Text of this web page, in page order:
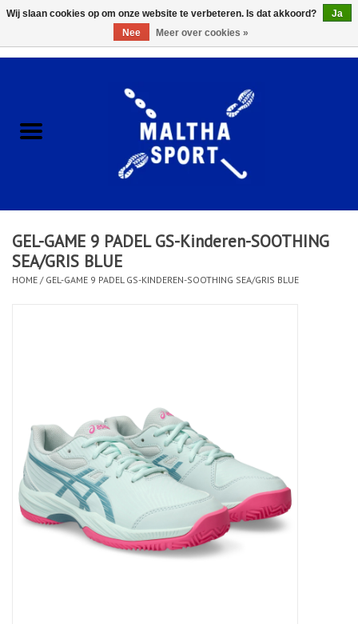
ACCESSOIRES/HARDWARE
KLEDING
CLUBSHOPS
Merken
GEL-GAME 9 PADEL GS-Kinderen-SOOTHING
SEA/GRIS BLUE
HOME / GEL-GAME 9 PADEL GS-KINDEREN-SOOTHING SEA/GRIS BLUE
Wij slaan cookies op om onze website te verbeteren. Is dat akkoord?
Ja
Nee
Meer over cookies »